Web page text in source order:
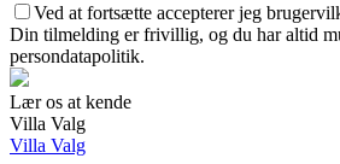
Ved at fortsætte accepterer jeg
Din tilmelding er frivillig, og du har altid
persondatapolitik.
Lær os at kende
Villa Valg
Villa Valg